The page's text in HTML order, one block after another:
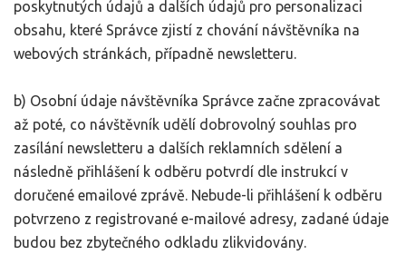
poskytnutých údajů a dalších údajů pro personalizaci
obsahu, které Správce zjistí z chování návštěvníka na
webových stránkách, případně newsletteru.
b) Osobní údaje návštěvníka Správce začne zpracovávat
až poté, co návštěvník udělí dobrovolný souhlas pro
zasílání newsletteru a dalších reklamních sdělení a
následně přihlášení k odběru potvrdí dle instrukcí v
doručené emailové zprávě. Nebude-li přihlášení k odběru
potvrzeno z registrované e-mailové adresy, zadané údaje
budou bez zbytečného odkladu zlikvidovány.